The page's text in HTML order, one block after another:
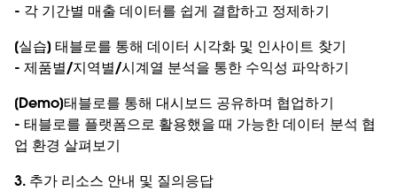
- 각 기간별 매출 데이터를 쉽게 결합하고 정제하기
[실습] 태블로를 통해 데이터 시각화 및 인사이트 찾기
- 제품별/지역별/시계열 분석을 통한 수익성 파악하기
[Demo]태블로를 통해 대시보드 공유하며 협업하기
- 태블로를 플랫폼으로 활용했을 때 가능한 데이터 분석 협
업 환경 살펴보기
3. 추가 리소스 안내 및 질의응답